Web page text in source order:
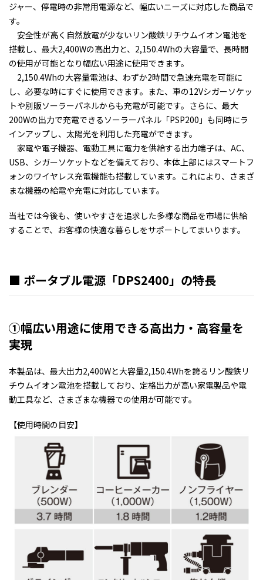
ジャー、停電時の非常用電源など、幅広いニーズに対応した商品で
す。
安全性が高く自然放電が少ないリン酸鉄リチウムイオン電池を
搭載し、最大2,400Wの高出力と、2,150.4Whの大容量で、長時間
の使用が可能となり幅広い用途に使用できます。
2,150.4Whの大容量電池は、わずか2時間で急速充電を可能に
し、必要な時にすぐに使用できます。また、車の12Vシガーソケッ
トや別販ソーラーパネルからも充電が可能です。さらに、最大
200Wの出力で充電できるソーラーパネル「PSP200」も同時にラ
インアップし、太陽光を利用した充電ができます。
家電や電子機器、電動工具に電力を供給する出力端子は、AC、
USB、シガーソケットなどを備えており、本体上部にはスマートフ
ォンのワイヤレス充電機能も搭載しています。これにより、さまざ
まな機器の給電や充電に対応しています。
当社では今後も、使いやすさを追求した多様な商品を市場に供給
することで、お客様の快適な暮らしをサポートしてまいります。
■ ポータブル電源「DPS2400」の特長
①幅広い用途に使用できる高出力・高容量を
実現
本製品は、最大出力2,400Wと大容量2,150.4Whを誇るリン酸鉄リ
チウムイオン電池を搭載しており、定格出力が高い家電製品や電
動工具など、さまざまな機器での使用が可能です。
【使用時間の目安】